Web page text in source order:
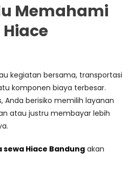
Memahami
kegiatan bersama, transportasi
komponen biaya terbesar.
Anda berisiko memilih layanan
atau justru membayar lebih
sewa Hiace Bandung akan